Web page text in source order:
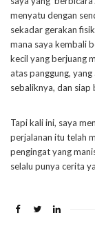
menyatu dengan
sekadar gerakan
mana saya kembali
kecil yang berjuang
atas panggung,
sebaliknya, dan
Tapi kali ini, saya
perjalanan itu telah
pengingat yang
selalu punya cerita